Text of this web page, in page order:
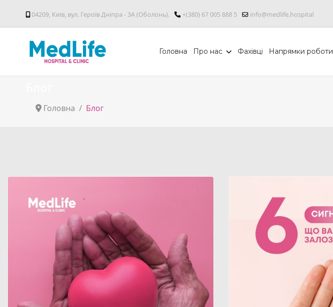
04209, Київ, вул. Героїв Дніпра - 3А (Оболонь). +(380) 67 005 888 5 info@medlife.hospital
Головна Про нас Фахівці Напрямки роботи
Головна Блог